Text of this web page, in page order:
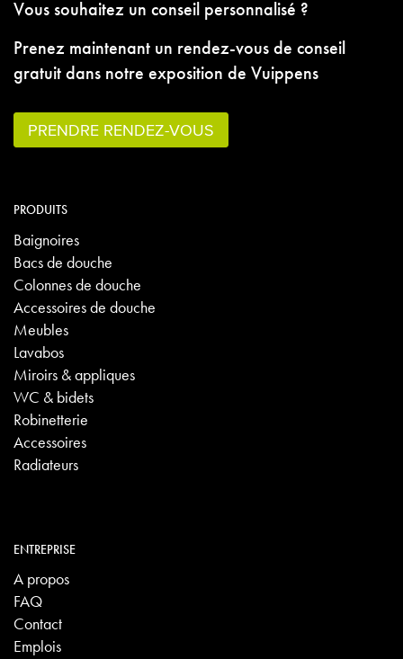
Vous souhaitez un conseil personnalisé ?
Prenez maintenant un rendez-vous de conseil
gratuit dans notre exposition de Vuippens
PRENDRE RENDEZ-VOUS
PRODUITS
Baignoires
Bacs de douche
Colonnes de douche
Accessoires de douche
Meubles
Lavabos
Miroirs & appliques
WC & bidets
Robinetterie
Accessoires
Radiateurs
ENTREPRISE
A propos
FAQ
Contact
Emplois